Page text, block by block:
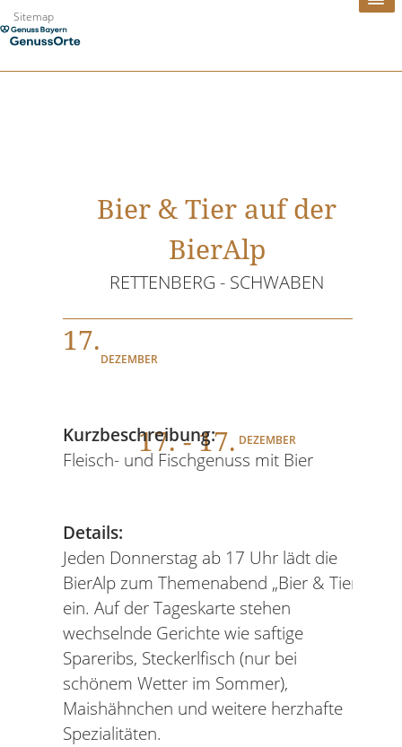
Zum
Inhalt
Sitemap
Bier & Tier auf der
BierAlp
RETTENBERG - SCHWABEN
17.
DEZEMBER
17. - 17. DEZEMBER
Kurzbeschreibung:
Fleisch- und Fischgenuss mit Bier
Details:
Jeden Donnerstag ab 17 Uhr lädt die
BierAlp zum Themenabend „Bier & Tier“
ein. Auf der Tageskarte stehen
wechselnde Gerichte wie saftige
Spareribs, Steckerlfisch (nur bei
schönem Wetter im Sommer),
Maishähnchen und weitere herzhafte
Spezialitäten.